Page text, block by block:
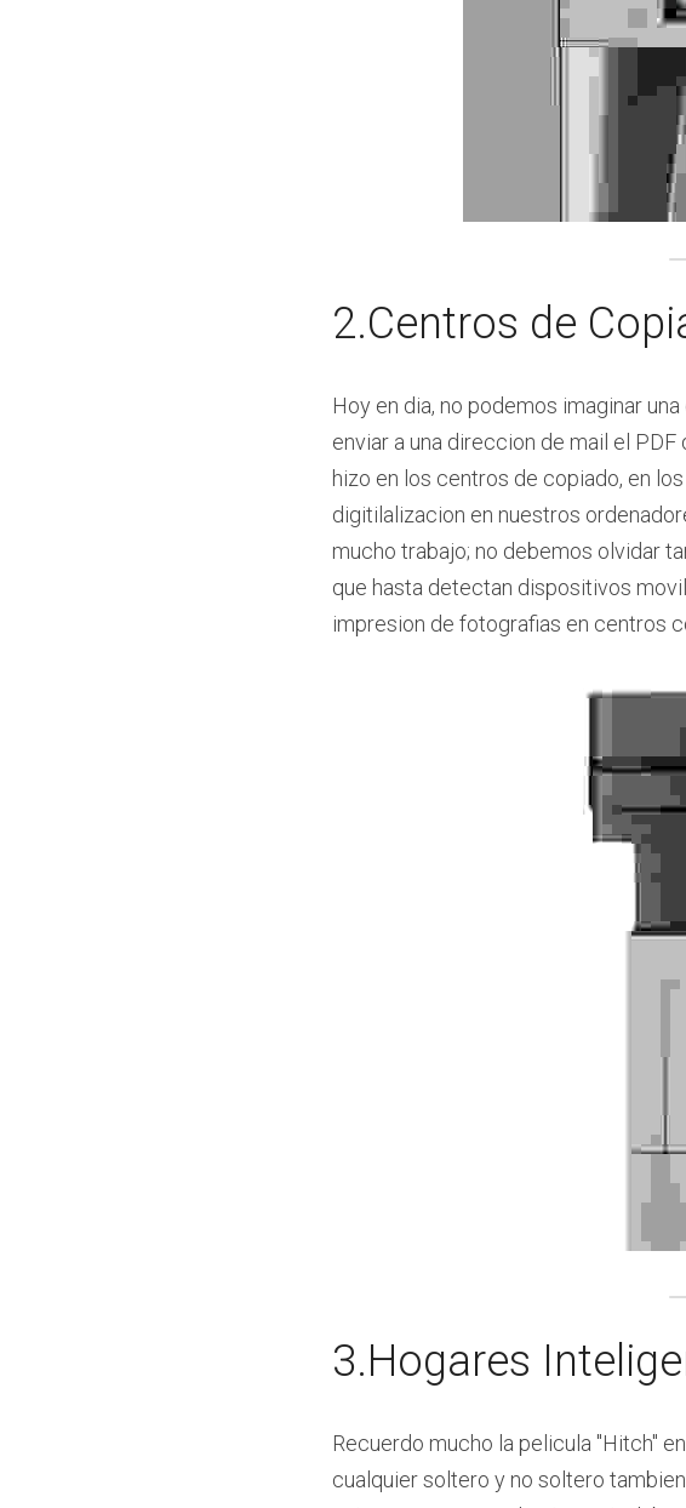
2.Centros de
Hoy en dia, no podemos imaginar
enviar a una direccion de mail el
hizo en los centros de copiado, en
digitilalizacion en nuestros
mucho trabajo; no debemos olvidar
que hasta detectan dispositivos
impresion de fotografias en centros
3.Hogares
Recuerdo mucho la pelicula "Hitch"
cualquier soltero y no soltero